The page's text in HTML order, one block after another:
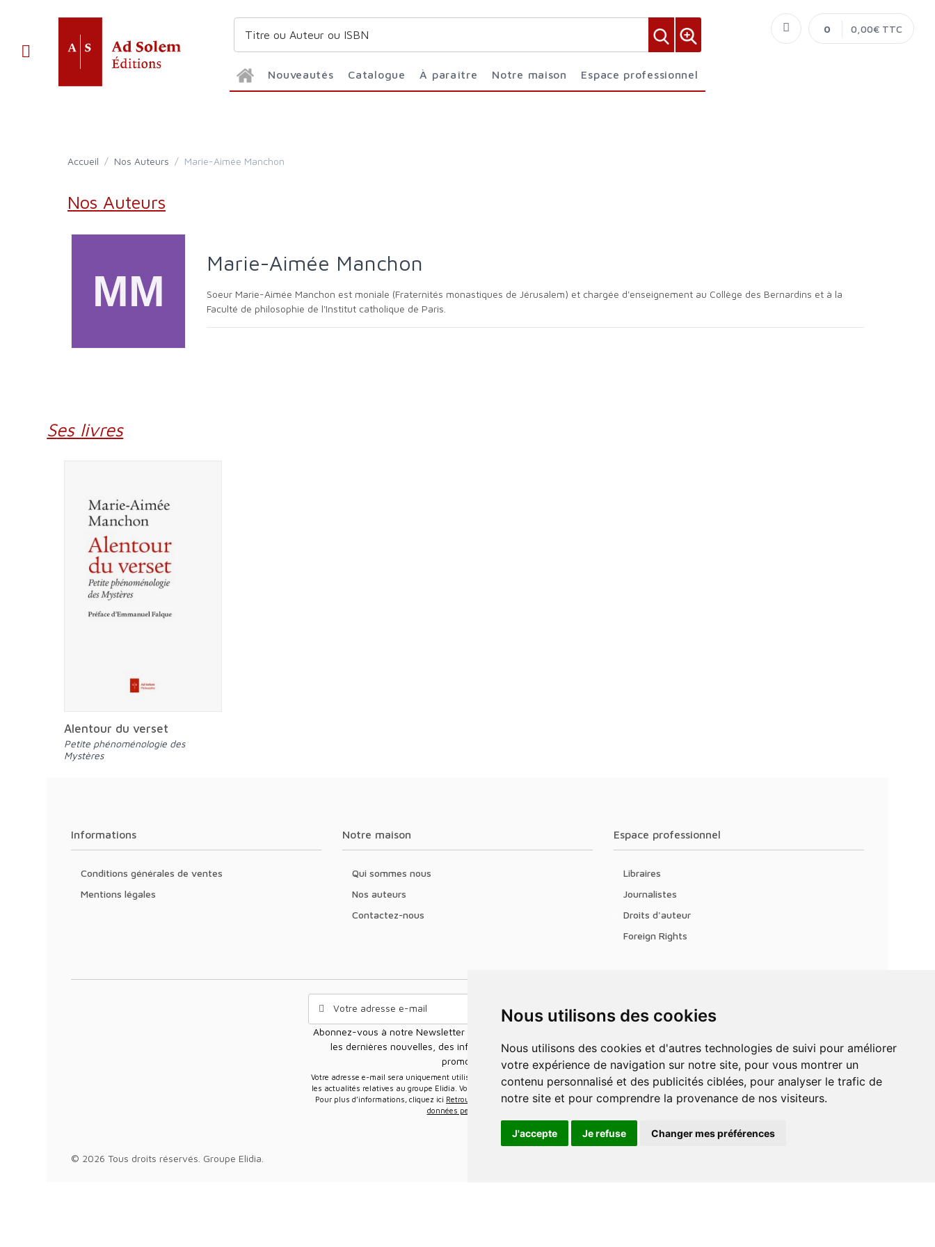
Nous utilisons des cookies
Nous utilisons des cookies et d'autres technologies de suivi pour améliorer
votre expérience de navigation sur notre site, pour vous montrer un
contenu personnalisé et des publicités ciblées, pour analyser le trafic de
notre site et pour comprendre la provenance de nos visiteurs.
J'accepte Je refuse Changer mes préférences
Nouveautés Catalogue À paraître Notre maison Espace professionnel
0 0,00€ TTC
Accueil / Nos Auteurs / Marie-Aimée Manchon
Nos Auteurs
Marie-Aimée Manchon
Soeur Marie-Aimée Manchon est moniale (Fraternités monastiques de Jérusalem) et chargée d'enseignement au Collège des Bernardins et à la
Faculté de philosophie de l'Institut catholique de Paris.
Ses livres
Alentour du verset
Petite phénoménologie des
Mystères
Informations
Conditions générales de ventes
Mentions légales
Notre maison
Qui sommes nous
Nos auteurs
Contactez-nous
Espace professionnel
Libraires
Journalistes
Droits d'auteur
Foreign Rights
Abonnez-vous à notre Newsletter pour recevoir nos nouvelles offres,
les dernières nouvelles, des informations sur les ventes et les
promotions.
Votre adresse e-mail sera uniquement utilisée pour vous envoyer des informations sur
les actualités relatives au groupe Elidia. Vous pouvez vous désinscrire à tout moment.
Pour plus d’informations, cliquez ici Retrouvez ici notre politique de protection de vos
données personnelles
© 2026 Tous droits réservés. Groupe Elidia